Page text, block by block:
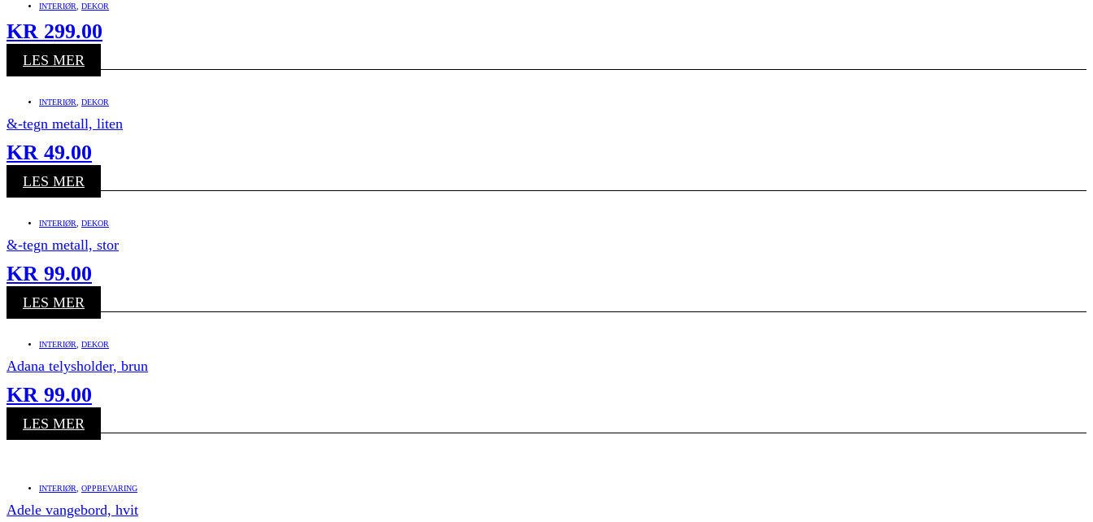
INTERIØR DEKOR
KR 299.00
LES MER
INTERIØR DEKOR
&-tegn metall, liten
KR 49.00
LES MER
INTERIØR DEKOR
&-tegn metall, stor
KR 99.00
LES MER
INTERIØR DEKOR
Adana telysholder, brun
KR 99.00
LES MER
INTERIØR OPPBEVARING
Adele vangebord, hvit